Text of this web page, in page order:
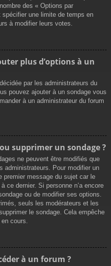
des « Options par
une limite de temps en
à modifier leurs votes.
plus d’options à un
par les administrateurs du
pouvez ajouter à un sondage vous
à un administrateur du forum
supprimer un sondage ?
ne peuvent être modifiés que
administrateurs. Pour modifier un
premier message du sujet car le
ce dernier. Si personne n’a encore
ou de modifier ses options.
seuls les modérateurs et les
le sondage. Cela empêche
en cours.
à un forum ?